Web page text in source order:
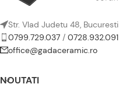
Str. Vlad Judetu 48, Bucuresti
0799.729.037 / 0728.932.091
office@gadaceramic.ro
NOUTATI